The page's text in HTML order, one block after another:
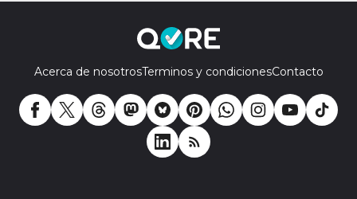
Acerca de nosotrosTerminos y condicionesContacto